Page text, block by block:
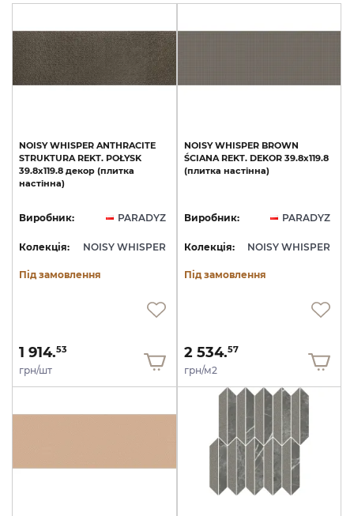
NOISY WHISPER ANTHRACITE
STRUKTURA REKT. POŁYSK
39.8х119.8 декор (плитка
настінна)
Виробник: PARADYZ
Колекція: NOISY WHISPER
Під замовлення
1 914.53
грн/шт
NOISY WHISPER BROWN
ŚCIANA REKT. DEKOR 39.8х119.8
(плитка настінна)
Виробник: PARADYZ
Колекція: NOISY WHISPER
Під замовлення
2 534.57
грн/м2